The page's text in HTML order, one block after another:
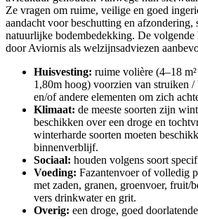
Ze vragen om ruime, veilige en goed
aandacht voor beschutting en afzondering,
natuurlijke bodembedekking. De
door Aviornis als welzijnsadviezen
Huisvesting: ruime volière (4–18
1,80m hoog) voorzien van struiken /
en/of andere elementen om zich
Klimaat: de meeste soorten zijn
beschikken over een droge en
winterharde soorten moeten
binnenverblijf.
Sociaal: houden volgens soort
Voeding: Fazantenvoer of volledig
met zaden, granen, groenvoer, fruit/
vers drinkwater en grit.
Overig: een droge, goed